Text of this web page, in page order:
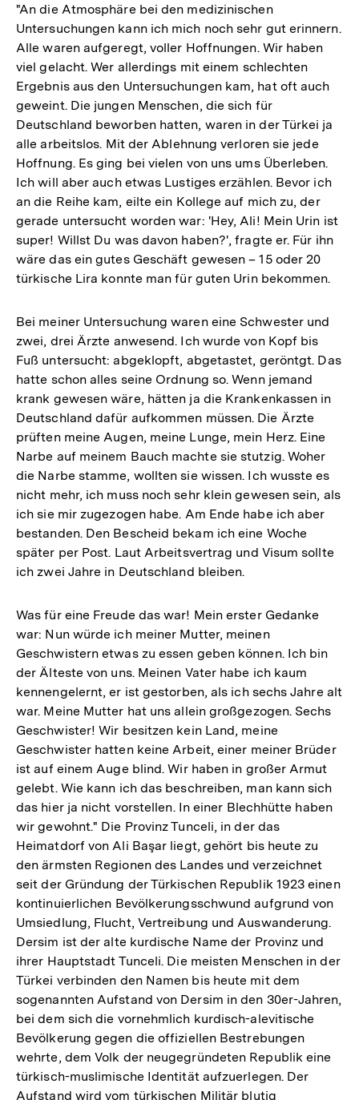
"An die Atmosphäre bei den medizinischen
Untersuchungen kann ich mich noch sehr gut erinnern.
Alle waren aufgeregt, voller Hoffnungen. Wir haben
viel gelacht. Wer allerdings mit einem schlechten
Ergebnis aus den Untersuchungen kam, hat oft auch
geweint. Die jungen Menschen, die sich für
Deutschland beworben hatten, waren in der Türkei ja
alle arbeitslos. Mit der Ablehnung verloren sie jede
Hoffnung. Es ging bei vielen von uns ums Überleben.
Ich will aber auch etwas Lustiges erzählen. Bevor ich
an die Reihe kam, eilte ein Kollege auf mich zu, der
gerade untersucht worden war: 'Hey, Ali! Mein Urin ist
super! Willst Du was davon haben?', fragte er. Für ihn
wäre das ein gutes Geschäft gewesen – 15 oder 20
türkische Lira konnte man für guten Urin bekommen.
Bei meiner Untersuchung waren eine Schwester und
zwei, drei Ärzte anwesend. Ich wurde von Kopf bis
Fuß untersucht: abgeklopft, abgetastet, geröntgt. Das
hatte schon alles seine Ordnung so. Wenn jemand
krank gewesen wäre, hätten ja die Krankenkassen in
Deutschland dafür aufkommen müssen. Die Ärzte
prüften meine Augen, meine Lunge, mein Herz. Eine
Narbe auf meinem Bauch machte sie stutzig. Woher
die Narbe stamme, wollten sie wissen. Ich wusste es
nicht mehr, ich muss noch sehr klein gewesen sein, als
ich sie mir zugezogen habe. Am Ende habe ich aber
bestanden. Den Bescheid bekam ich eine Woche
später per Post. Laut Arbeitsvertrag und Visum sollte
ich zwei Jahre in Deutschland bleiben.
Was für eine Freude das war! Mein erster Gedanke
war: Nun würde ich meiner Mutter, meinen
Geschwistern etwas zu essen geben können. Ich bin
der Älteste von uns. Meinen Vater habe ich kaum
kennengelernt, er ist gestorben, als ich sechs Jahre alt
war. Meine Mutter hat uns allein großgezogen. Sechs
Geschwister! Wir besitzen kein Land, meine
Geschwister hatten keine Arbeit, einer meiner Brüder
ist auf einem Auge blind. Wir haben in großer Armut
gelebt. Wie kann ich das beschreiben, man kann sich
das hier ja nicht vorstellen. In einer Blechhütte haben
wir gewohnt." Die Provinz Tunceli, in der das
Heimatdorf von Ali Başar liegt, gehört bis heute zu
den ärmsten Regionen des Landes und verzeichnet
seit der Gründung der Türkischen Republik 1923 einen
kontinuierlichen Bevölkerungsschwund aufgrund von
Umsiedlung, Flucht, Vertreibung und Auswanderung.
Dersim ist der alte kurdische Name der Provinz und
ihrer Hauptstadt Tunceli. Die meisten Menschen in der
Türkei verbinden den Namen bis heute mit dem
sogenannten Aufstand von Dersim in den 30er-Jahren,
bei dem sich die vornehmlich kurdisch-alevitische
Bevölkerung gegen die offiziellen Bestrebungen
wehrte, dem Volk der neugegründeten Republik eine
türkisch-muslimische Identität aufzuerlegen. Der
Aufstand wird vom türkischen Militär blutig